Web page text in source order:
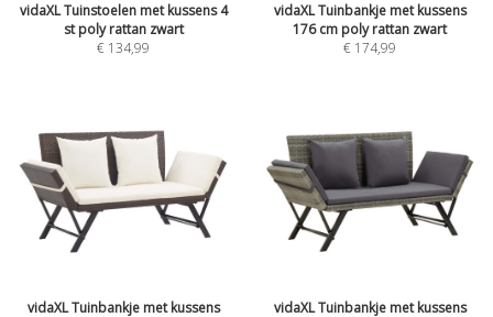
vidaXL Tuinstoelen met kussens 4
st poly rattan zwart
€ 134,99
vidaXL Tuinbankje met kussens
176 cm poly rattan zwart
€ 174,99
vidaXL Tuinbankje met kussens
vidaXL Tuinbankje met kussens